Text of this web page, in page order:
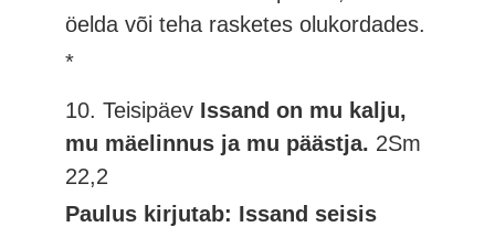
öelda või teha rasketes olukordades.
*
10. Teisipäev Issand on mu kalju,
mu mäelinnus ja mu päästja. 2Sm
22,2
Paulus kirjutab: Issand seisis